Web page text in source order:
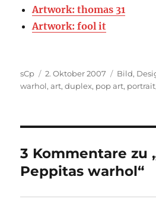
Artwork: thomas 31
Artwork: fool it
Autor
sCp
Veröffentlicht
am
2. Oktober 2007 Bild,
warhol,art,duplex, pop art, portrait,
3 Kommentare zu
Peppitas warhol“